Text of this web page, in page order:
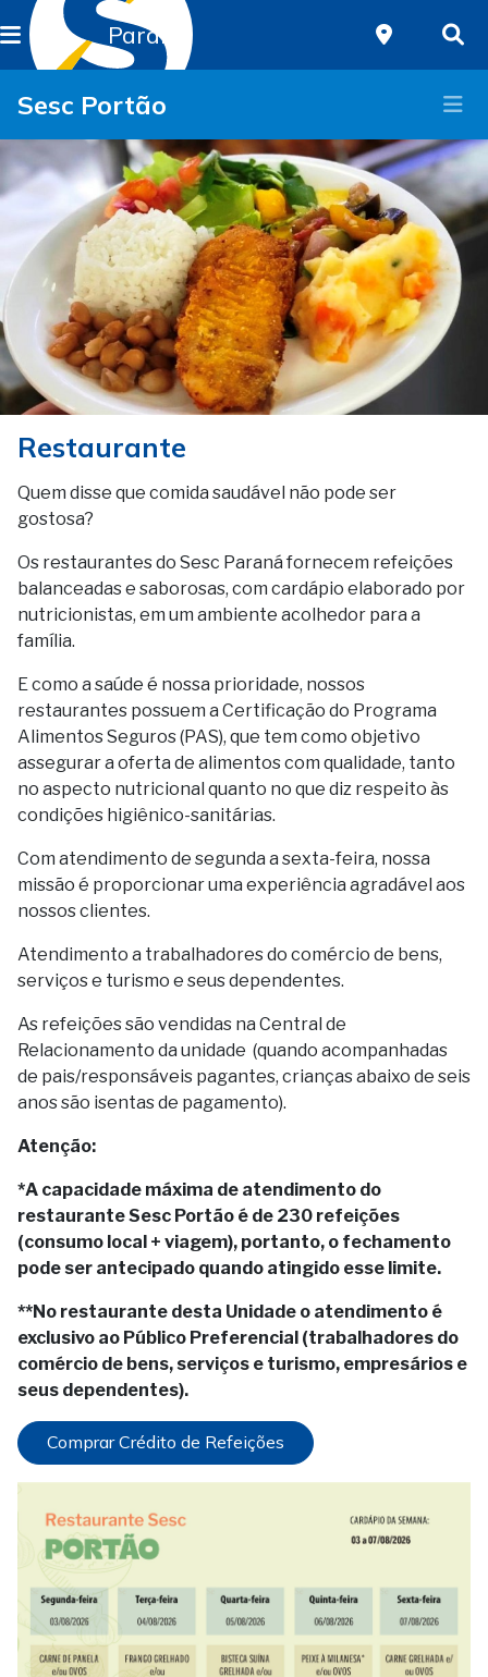
Paraná
Sesc Portão
Restaurante
Quem disse que comida saudável não pode ser
gostosa?
Os restaurantes do Sesc Paraná fornecem refeições
balanceadas e saborosas, com cardápio elaborado por
nutricionistas, em um ambiente acolhedor para a
família.
E como a saúde é nossa prioridade, nossos
restaurantes possuem a Certificação do Programa
Alimentos Seguros (PAS), que tem como objetivo
assegurar a oferta de alimentos com qualidade, tanto
no aspecto nutricional quanto no que diz respeito às
condições higiênico-sanitárias.
Com atendimento de segunda a sexta-feira, nossa
missão é proporcionar uma experiência agradável aos
nossos clientes.
Atendimento a trabalhadores do comércio de bens,
serviços e turismo e seus dependentes.
As refeições são vendidas na Central de
Relacionamento da unidade (quando acompanhadas
de pais/responsáveis pagantes, crianças abaixo de seis
anos são isentas de pagamento).
Atenção:
*A capacidade máxima de atendimento do
restaurante Sesc Portão é de 230 refeições
(consumo local + viagem), portanto, o fechamento
pode ser antecipado quando atingido esse limite.
**No restaurante desta Unidade o atendimento é
exclusivo ao Público Preferencial (trabalhadores do
comércio de bens, serviços e turismo, empresários e
seus dependentes).
Comprar Crédito de Refeições